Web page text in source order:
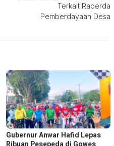
Terkait Raperda
Pemberdayaan Desa
Gubernur Anwar Hafid Lepas